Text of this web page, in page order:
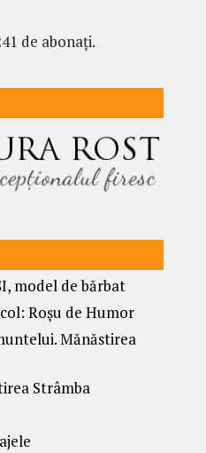
de abonați.
model de bărbat
Roșu de Humor
Mănăstirea
Strâmba